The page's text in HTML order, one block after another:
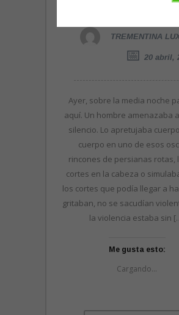
ciclo del
TREMENTINA
20 abril,
Ayer, sobre la media noche
aquí. Un hombre amenazaba
silencio. Lo apretujaba
cuerpo en uno de esos
rincones de persianas rotas,
cortes en la cabeza o
los cortes que podía llegar a
gritaban, no se sacudían
la violencia estaba sin
Me gusta esto:
Cargando...